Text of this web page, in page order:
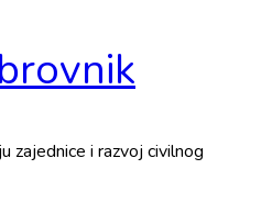
zajednice i razvoj civilnog